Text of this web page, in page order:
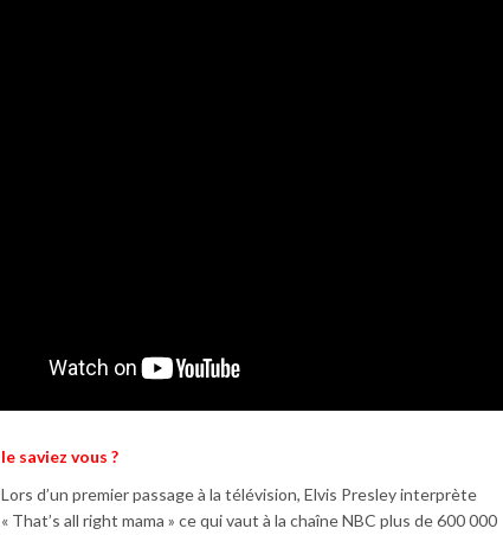
le saviez vous ?
Lors d’un premier passage à la télévision, Elvis Presley interprète
« That’s all right mama » ce qui vaut à la chaîne NBC plus de 600 000